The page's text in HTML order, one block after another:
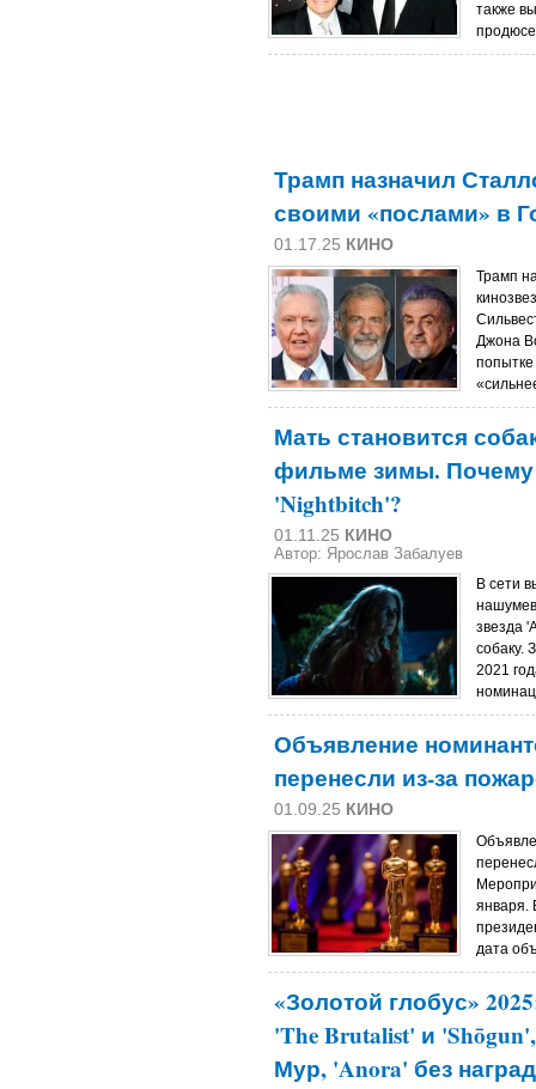
также
Трамп назначил
своими «послами» в
01.17.25 КИНО
Трамп
Джона
Мать становится
фильме зимы. Почему
'Nightbitch'?
01.11.25 КИНО
Автор: Ярослав Забалуев
В сети
звезда
собаку.
2021
Объявление
перенесли из-за
01.09.25 КИНО
января.
дата
«Золотой глобус»
'The Brutalist' и
Мур, 'Anora' без наград